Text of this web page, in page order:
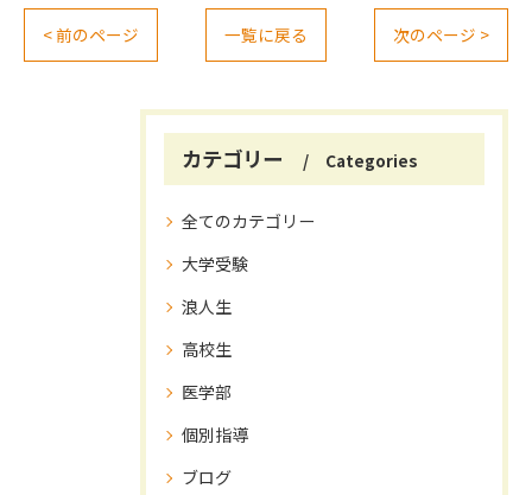
< 前のページ 一覧に戻る 次のページ >
カテゴリー Categories
全てのカテゴリー
大学受験
浪人生
高校生
医学部
個別指導
ブログ